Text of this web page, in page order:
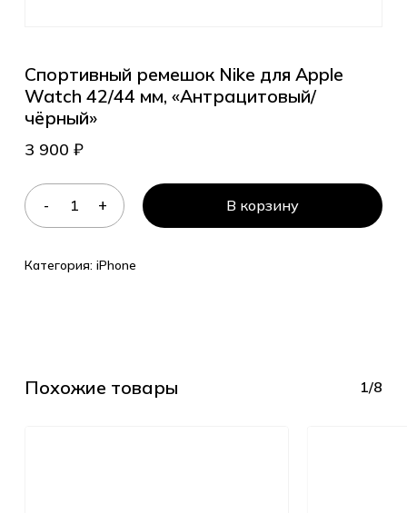
Спортивный ремешок Nike для Apple
Watch 42/44 мм, «Антрацитовый/
чёрный»
3 900 ₽
В корзину
Категория: iPhone
Похожие товары 1/8